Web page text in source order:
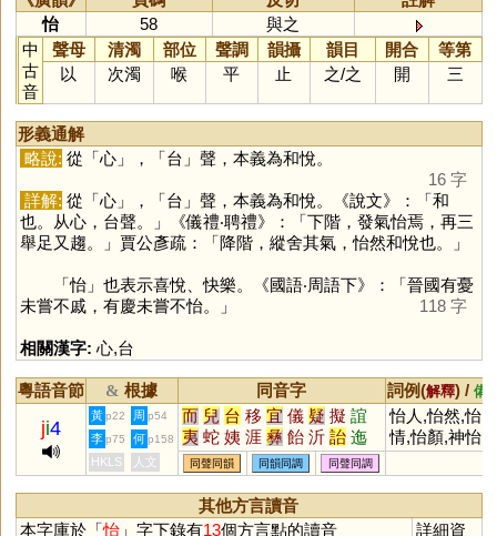
怡
58
與之
中
古
音
聲母 清濁 部位 聲調 韻攝 韻目 開合
等第
以
次濁 喉 平 止 之/之 開 三
形義通解
略說: 從「心」，「台 」聲，本義為和悅。
16 字
詳解: 從「心」，「台 」聲，本義為和悅。《說文》：「和
也。从心，台聲。」《儀禮‧聘禮》：「下階，發氣怡焉，再三
舉足又趨。」賈公彥疏：「降階，縱舍其氣，怡然和悅也。」
「怡」也表示喜悅、快樂。《國語‧周語下》：「晉國有憂
未嘗不戚，有慶未嘗不怡。」
118 字
相關漢字: 心,台
粵語音節 & 根據 同音字 詞例(解釋) / 備
ji4
黃 p22 周 p54 而 兒 台 移 宜 儀 疑 擬 誼
夷 蛇 姨 涯 彝 飴 沂 詒 迤
酏 皚 頤 貽 咦 胰 簃 訑 觺
貤 鮞 痍 荑 宧 臑 嶷 匜 椸
眙 扅 𦣞 峏 迻 侕 洍 沶 溰 崺
异 儿 鸃 鴯 螔 輀 袲 聏 袘
怡人,怡然,怡
情,怡顏,神怡
李 p75 何 p158
HKLS 人文 同聲同韻 同韻同調 同聲同調
其他方言讀音
本字庫於「怡」字下錄有13個方言點的讀音
詳細資